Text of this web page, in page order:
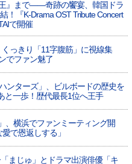
』まで――奇跡の饗宴、韓国ドラ
！『K-Drama OST Tribute Concert
で開催
くっきり「11字腹筋」に視線集
でファン魅了
ンターズ」、ビルボードの歴史を
と一歩！歴代最長1位へ王手
、横浜でファンミーティング開
で恩返しする」
まじゅ」とドラマ出演俳優「キ